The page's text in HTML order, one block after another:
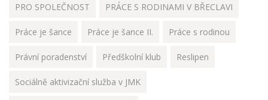
PRO SPOLEČNOST PRÁCE S RODINAMI V BŘECLAVI
Práce je šance Práce je šance II. Práce s rodinou
Právní poradenství Předškolní klub Reslipen
Sociálně aktivizační služba v JMK